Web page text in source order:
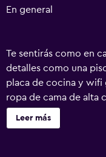
En general
Te sentirás como en
detalles como una
placa de cocina y wifi
ropa de cama de alta
acolchado, la
Leer más